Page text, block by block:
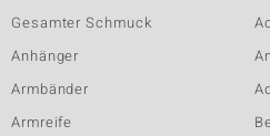
Gesamter Schmuck
Anhänger
Armbänder
Armreife